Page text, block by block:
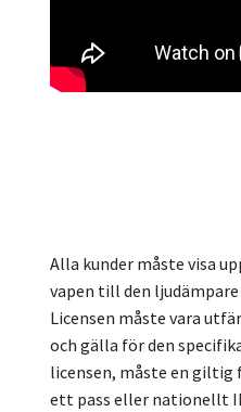
Alla kunder måste visa
vapen till den
Licensen måste vara
och gälla för den
licensen, måste en
ett pass eller nationellt